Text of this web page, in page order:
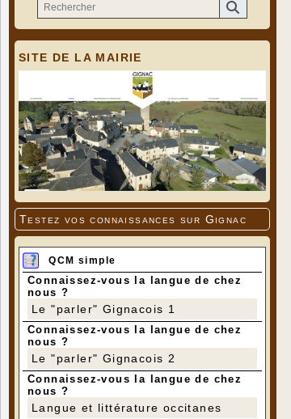
SITE DE LA MAIRIE
Testez vos connaissances sur Gignac
QCM simple
Connaissez-vous la langue de chez
nous ?
Le "parler" Gignacois 1
Connaissez-vous la langue de chez
nous ?
Le "parler" Gignacois 2
Connaissez-vous la langue de chez
nous ?
Langue et littérature occitanes